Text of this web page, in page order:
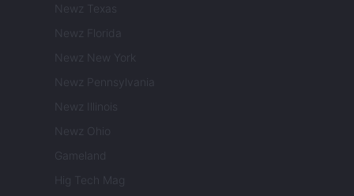
Newz Texas
Newz Florida
Newz New York
Newz Pennsylvania
Newz Illinois
Newz Ohio
Gameland
Hig Tech Mag